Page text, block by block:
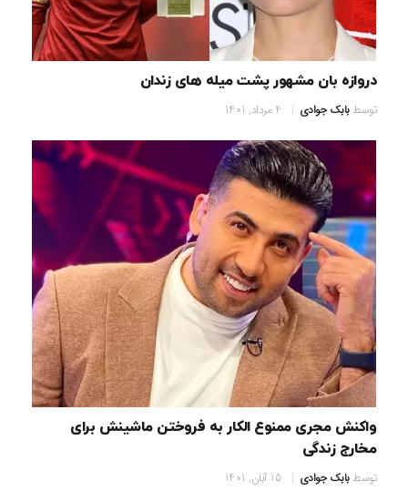
دروازه بان مشهور پشت میله های زندان
توسطبابک جوادی 4 مرداد, 1401
واکنش مجری ممنوع الکار به فروختن ماشینش برای
مخارج زندگی
توسطبابک جوادی 15 آبان, 1401